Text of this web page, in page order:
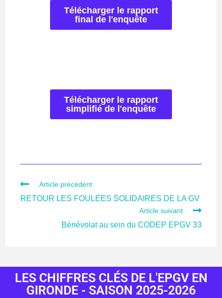
Télécharger le rapport
final de l'enquête
Télécharger le rapport
simplifié de l'enquête
Article précédent
RETOUR LES FOULÉES SOLIDAIRES DE LA GV
Article suivant
Bénévolat au sein du CODEP EPGV 33
LES CHIFFRES CLÉS DE L'EPGV EN
GIRONDE - SAISON 2025-2026